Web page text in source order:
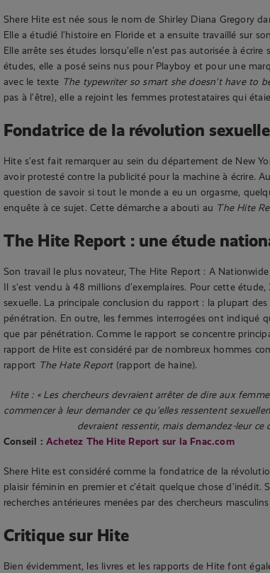
Shere Hite est née sous le nom de Shirley Diana Gregory
Elle a étudié l’histoire en Floride et a ensuite travaillé sur
Elle arrête ses études lorsqu’elle n’est pas autorisée à
études, elle a posé seins nus pour Playboy et pour une
avec le texte The typewriter so smart she doesn’t have to
pas à l’être), elle a rejoint les femmes protestataires qui
Fondatrice de la révolution sexuelle
Hite s’est fait remarquer au sein du département de New
avoir protesté contre la publicité pour la machine à écrire.
question de savoir si tout le monde a eu un orgasme,
enquête à ce sujet. Cette démarche a abouti au The Hite
The Hite Report : une étude
Son travail le plus novateur, The Hite Report : A
Il s’est vendu à 48 millions d’exemplaires. Pour cette
sexuelle. La principale conclusion du rapport : la plupart
pénétration. En outre, les femmes interrogées ont indiqué
que par pénétration. Comme le rapport se concentre
rapport de Hite est considéré par de nombreux hommes
rapport The Hate Report(rapport de haine).
Hite : « Les chercheurs devraient arrêter de dire aux
commencer à leur demander ce qu’elles ressentent
devraient ressentir, mais demandez-leur ce
Conseil :Achetez The Hite Report sur la Fnac.com
Shere Hite est considéré comme la fondatrice de la
plaisir féminin en premier et c’était quelque chose d’inédit.
recherches antérieures menées par des chercheurs
Critique sur Hite
Bien évidemment, les livres et les rapports de Hite font